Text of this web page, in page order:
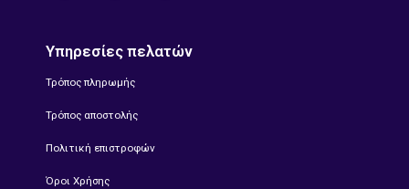
Υπηρεσίες πελατών
Τρόπος πληρωμής
Τρόπος αποστολής
Πολιτική επιστροφών
Όροι Χρήσης